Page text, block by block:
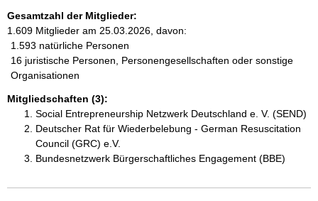
Gesamtzahl der Mitglieder:
1.609 Mitglieder am 25.03.2026, davon:
1.593 natürliche Personen
16 juristische Personen, Personengesellschaften oder sonstige
Organisationen
Mitgliedschaften (3):
Social Entrepreneurship Netzwerk Deutschland e. V. (SEND)
Deutscher Rat für Wiederbelebung - German Resuscitation
Council (GRC) e.V.
Bundesnetzwerk Bürgerschaftliches Engagement (BBE)